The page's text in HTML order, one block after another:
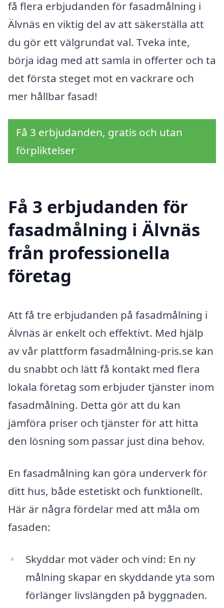
få flera erbjudanden för fasadmålning i
Älvnäs en viktig del av att säkerställa att
du gör ett välgrundat val. Tveka inte,
börja idag med att samla in offerter och ta
det första steget mot en vackrare och
mer hållbar fasad!
Få 3 erbjudanden, gratis och utan
förpliktelser
Få 3 erbjudanden för
fasadmålning i Älvnäs
från professionella
företag
Att få tre erbjudanden på fasadmålning i
Älvnäs är enkelt och effektivt. Med hjälp
av vår plattform fasadmålning-pris.se kan
du snabbt och lätt få kontakt med flera
lokala företag som erbjuder tjänster inom
fasadmålning. Detta gör att du kan
jämföra priser och tjänster för att hitta
den lösning som passar just dina behov.
En fasadmålning kan göra underverk för
ditt hus, både estetiskt och funktionellt.
Här är några fördelar med att måla om
fasaden:
Skyddar mot väder och vind: En ny
målning skapar en skyddande yta som
förlänger livslängden på byggnaden.